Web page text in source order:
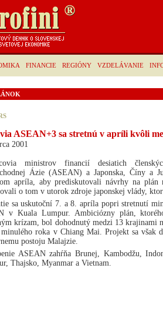
FINANCIE REGIÓNY VZDELÁVANIE
ASEAN+3 sa stretnú v apríli kvôli
2001
ministrov financií desiatich
Ázie (ASEAN) a Japonska, Číny a
apríla, aby prediskutovali návrhy na plán
o tom v utorok zdroje japonskej vlády,
sa uskutoční 7. a 8. apríla popri stretnutí
v Kuala Lumpur. Ambiciózny plán,
krízam, bol dohodnutý medzi 13 krajinami
roka v Chiang Mai. Projekt sa však
postoju Malajzie.
ASEAN zahŕňa Brunej, Kambodžu,
Thajsko, Myanmar a Vietnam.